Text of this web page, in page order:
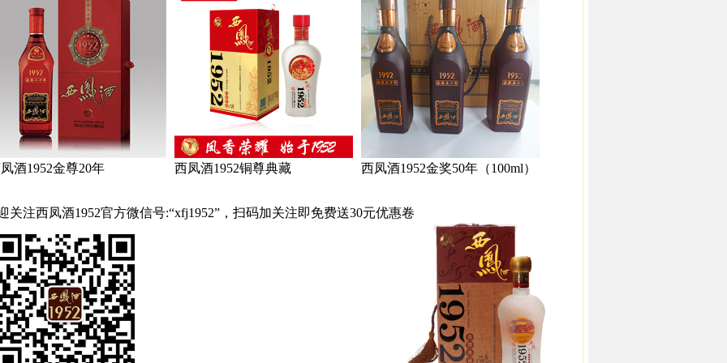
酒1952金尊20年 西凤酒1952铜尊典藏 西凤酒1952金奖50年（100ml）
关注西凤酒1952官方微信号:“xfj1952”，扫码加关注即免费送30元优惠卷